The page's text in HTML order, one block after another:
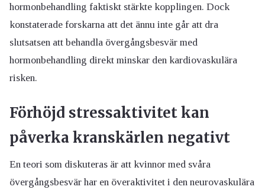
hormonbehandling faktiskt stärkte kopplingen. Dock
konstaterade forskarna att det ännu inte går att dra
slutsatsen att behandla övergångsbesvär med
hormonbehandling direkt minskar den kardiovaskulära
risken.
Förhöjd stressaktivitet kan
påverka kranskärlen negativt
En teori som diskuteras är att kvinnor med svåra
övergångsbesvär har en överaktivitet i den neurovaskulära